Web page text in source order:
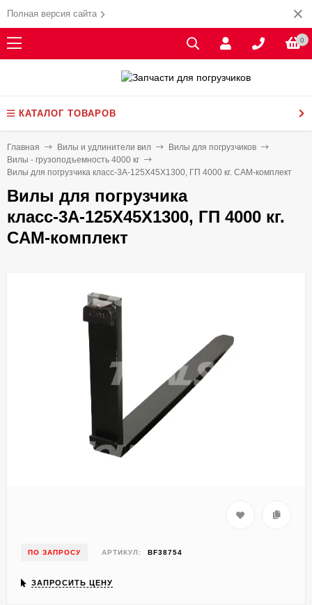
Полная версия сайта
0
КАТАЛОГ ТОВАРОВ
Главная Вилы и удлинители вил
Вилы для погрузчиков
Вилы - грузоподъемность 4000 кг
Вилы для погрузчика класс-3А-125X45X1300, ГП 4000 кг. CAM-комплект
Вилы для погрузчика
класс-3А-125X45X1300, ГП 4000 кг.
CAM-комплект
ПО ЗАПРОСУ АРТИКУЛ: BF38754
ЗАПРОСИТЬ ЦЕНУ